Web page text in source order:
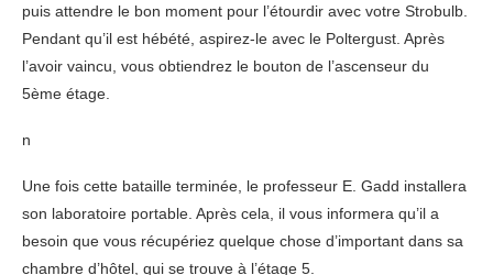
puis attendre le bon moment pour l’étourdir avec votre Strobulb.
Pendant qu’il est hébété, aspirez-le avec le Poltergust. Après
l’avoir vaincu, vous obtiendrez le bouton de l’ascenseur du
5ème étage.
n
Une fois cette bataille terminée, le professeur E. Gadd installera
son laboratoire portable. Après cela, il vous informera qu’il a
besoin que vous récupériez quelque chose d’important dans sa
chambre d’hôtel, qui se trouve à l’étage 5.